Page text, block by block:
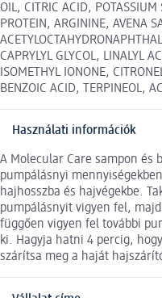
OIL, CITRIC ACID, POTASSIUM
PROTEIN, ARGININE, AVENA
CAPRYLYL GLYCOL, LINALYL
ISOMETHYL IONONE,
BENZOIC ACID, TERPINEOL,
Használati információk
A Molecular Care sampon és
pumpálásnyi
hajhosszba és hajvégekbe.
pumpálásnyit vigyen fel,
függően vigyen fel további
ki. Hagyja hatni 4 percig,
szárítsa meg a haját